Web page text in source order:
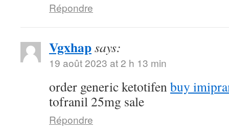
Répondre
Vgxhapsays:
19 août 2023 at 2 h 13 min
order generic ketotifenbuy
tofranil 25mg sale
Répondre